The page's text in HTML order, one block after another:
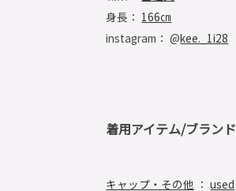
身長： 166㎝
instagram： @kee._1i28
着用アイテム/ブランド
キャップ・その他 ：used